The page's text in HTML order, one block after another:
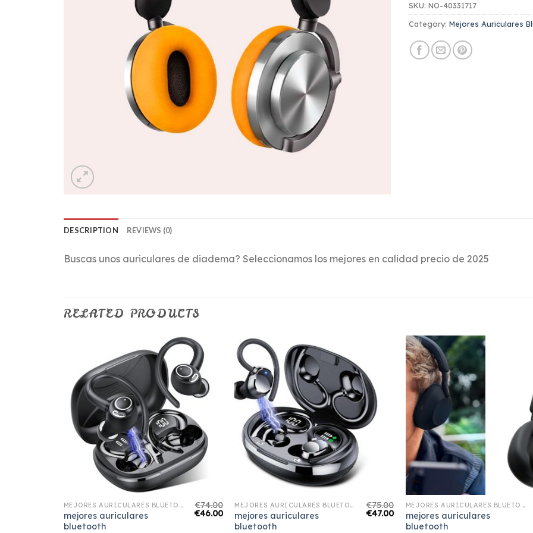
SKU: NO-40331717
Category: Mejores Auriculares
DESCRIPTION REVIEWS (0)
Buscas unos auriculares de diadema? Seleccionamos los mejores en calidad precio de 2025
RELATED PRODUCTS
MEJORES AURICULARES BLUETOOTH
mejores auriculares
bluetooth
€74.00
€46.00
MEJORES AURICULARES BLUETOOTH
mejores auriculares
bluetooth
€75.00
€47.00
MEJORES AURICULARES BLUETOOTH
mejores auriculares
bluetooth